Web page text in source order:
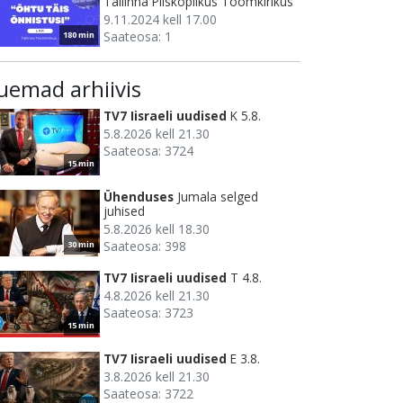
180 min
9.11.2024 kell 17.00
Saateosa: 1
arhiivis
15 min
TV7 Iisraeli uudised K 5.8.
5.8.2026 kell 21.30
Saateosa: 3724
30 min
Ühenduses Jumala selged
juhised
5.8.2026 kell 18.30
Saateosa: 398
15 min
TV7 Iisraeli uudised T 4.8.
4.8.2026 kell 21.30
Saateosa: 3723
TV7 Iisraeli uudised E 3.8.
3.8.2026 kell 21.30
Saateosa: 3722